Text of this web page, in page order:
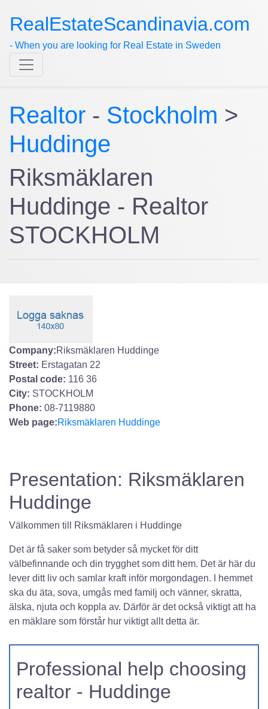
RealEstateScandinavia.com
- When you are looking for Real Estate in Sweden
Realtor - Stockholm >
Huddinge
Riksmäklaren
Huddinge - Realtor
STOCKHOLM
Company:Riksmäklaren Huddinge
Street: Erstagatan 22
Postal code: 116 36
City: STOCKHOLM
Phone: 08-7119880
Web page:Riksmäklaren Huddinge
Presentation: Riksmäklaren
Huddinge
Välkommen till Riksmäklaren i Huddinge
Det är få saker som betyder så mycket för ditt
välbefinnande och din trygghet som ditt hem. Det är här du
lever ditt liv och samlar kraft inför morgondagen. I hemmet
ska du äta, sova, umgås med familj och vänner, skratta,
älska, njuta och koppla av. Därför är det också viktigt att ha
en mäklare som förstår hur viktigt allt detta är.
Professional help choosing
realtor - Huddinge